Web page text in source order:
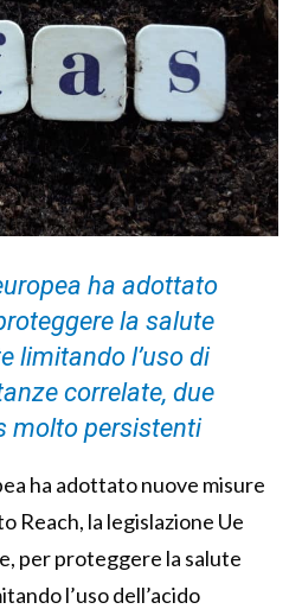
ha adottato
la salute
limitando l’uso di
correlate, due
molto persistenti
ha adottato nuove misure
Reach, la legislazione Ue
per proteggere la salute
l’uso dell’acido